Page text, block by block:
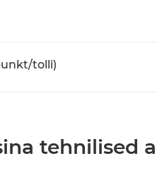
tolli)
tehnilised